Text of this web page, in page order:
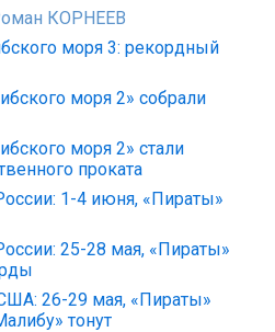
КОРНЕЕВ
моря 3: рекордный
моря 2» собрали
моря 2» стали
проката
1-4 июня, «Пираты»
25-28 мая, «Пираты»
26-29 мая, «Пираты»
тонут